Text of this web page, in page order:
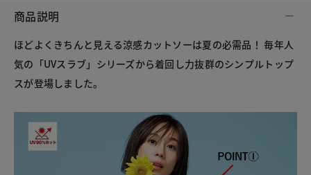
商品説明
ほどよくきちんと見える涼感カットソーは夏の必需品！ 毎年人
気の「UVスラブ」シリーズから着回し力抜群のシンプルトップ
スが登場しました。